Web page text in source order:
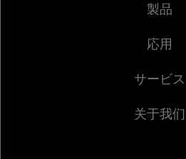
製品
応用
サービス
关于我们